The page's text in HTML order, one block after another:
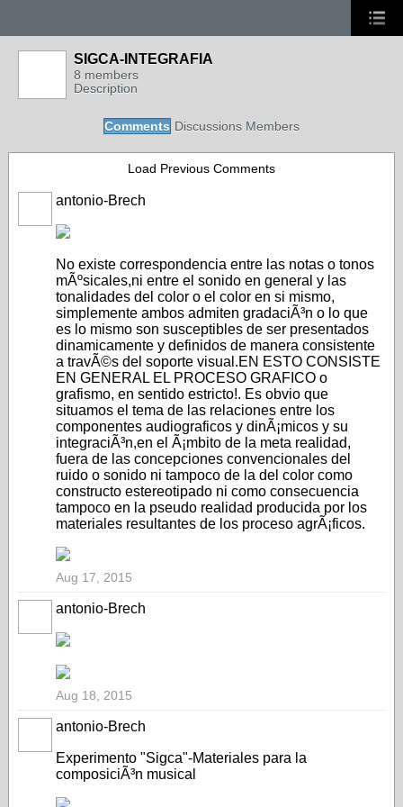
SIGCA-INTEGRAFIA
8 members
Description
Comments Discussions Members
Load Previous Comments
antonio-Brech
No existe correspondencia entre las notas o tonos
mÃºsicales,ni entre el sonido en general y las
tonalidades del color o el color en si mismo,
simplemente ambos admiten gradaciÃ³n o lo que
es lo mismo son susceptibles de ser presentados
dinamicamente y definidos de manera consistente
a travÃ©s del soporte visual.EN ESTO CONSISTE
EN GENERAL EL PROCESO GRAFICO o
grafismo, en sentido estricto!. Es obvio que
situamos el tema de las relaciones entre los
componentes audiograficos y dinÃ¡micos y su
integraciÃ³n,en el Ã¡mbito de la meta realidad,
fuera de las concepciones convencionales del
ruido o sonido ni tampoco de la del color como
constructo estereotipado ni como consecuencia
tampoco en la pseudo realidad producida por los
materiales resultantes de los proceso agrÃ¡ficos.
Aug 17, 2015
antonio-Brech
Aug 18, 2015
antonio-Brech
Experimento "Sigca"-Materiales para la
composiciÃ³n musical